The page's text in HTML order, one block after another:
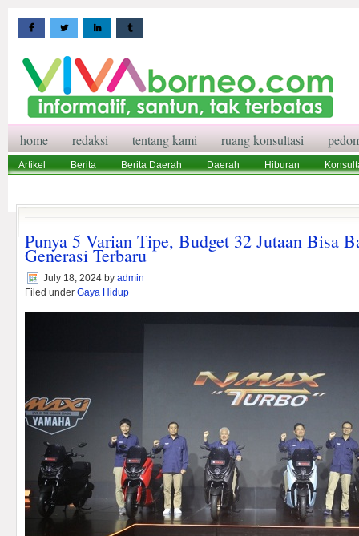
home redaksi tentang kami ruang konsultasi
Artikel Berita Berita Daerah Daerah Hiburan
Punya 5 Varian Tipe, Budget 32 Jutaan Bisa
Generasi Terbaru
July 18, 2024 by admin
Filed under Gaya Hidup